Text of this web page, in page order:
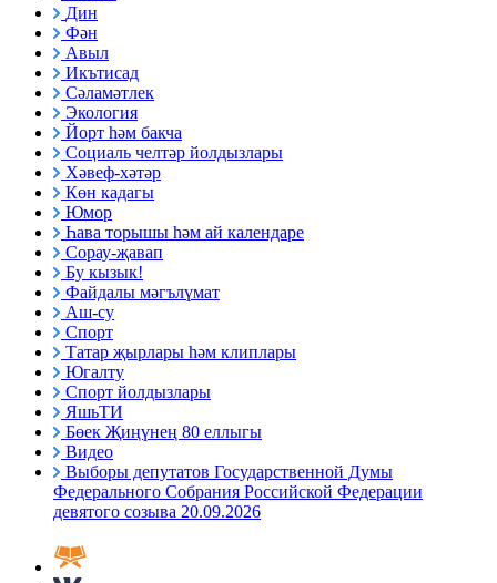
Дин
Фән
Авыл
Икътисад
Сәламәтлек
Экология
Йорт һәм бакча
Социаль челтәр йолдызлары
Хәвеф-хәтәр
Көн кадагы
Юмор
Һава торышы һәм ай календаре
Сорау-җавап
Бу кызык!
Файдалы мәгълүмат
Аш-су
Спорт
Татар җырлары һәм клиплары
Югалту
Спорт йолдызлары
ЯшьТИ
Бөек Җиңүнең 80 еллыгы
Видео
Выборы депутатов Государственной Думы
Федерального Собрания Российской Федерации
девятого созыва 20.09.2026